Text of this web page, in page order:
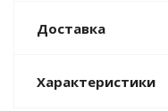
Доставка
Характеристики